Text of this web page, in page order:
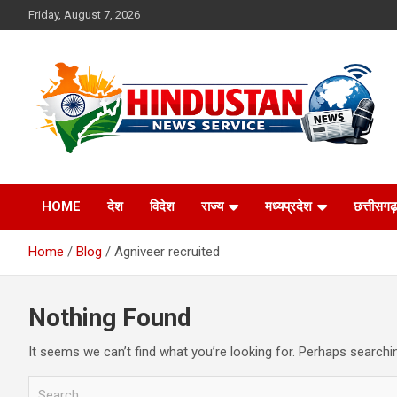
to
Friday, August 7, 2026
Hindustan News
Service
HOME देश विदेश राज्य मध्यप्रदेश छत्तीसगढ़
Home Blog Agniveer recruited
Nothing Found
It seems we can’t find what you’re looking for. Perhaps